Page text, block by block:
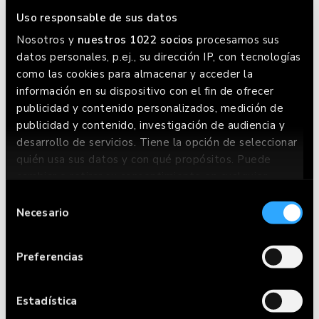
Uso responsable de sus datos
Nosotros y nuestros 1022 socios procesamos sus
datos personales, p.ej., su dirección IP, con tecnologías
como las cookies para almacenar y acceder la
información en su dispositivo con el fin de ofrecer
publicidad y contenido personalizados, medición de
publicidad y contenido, investigación de audiencia y
desarrollo de servicios. Tiene la opción de seleccionar
quién usa sus datos y con qué propósitos. Puede
en el Menú de consentimiento.
Recopilar información sobre su ubicación
varios metros
deNecesario
Preferencias
Estadística
Disfruta de la mejor
hamburguesa en Valencia